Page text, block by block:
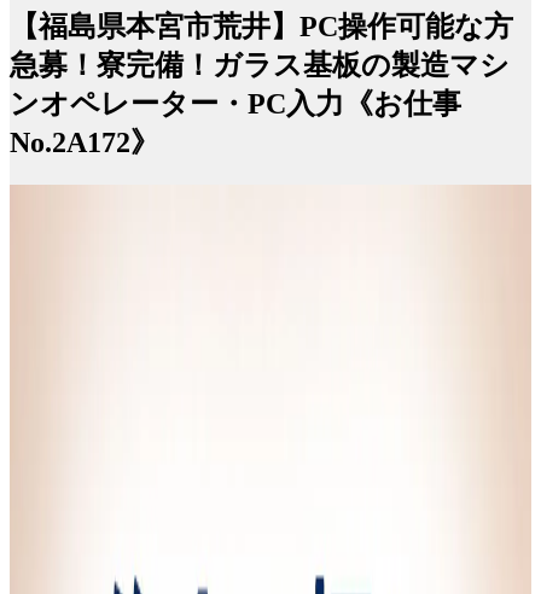
【福島県本宮市荒井】PC操作可能な方
急募！寮完備！ガラス基板の製造マシ
ンオペレーター・PC入力《お仕事
No.2A172》